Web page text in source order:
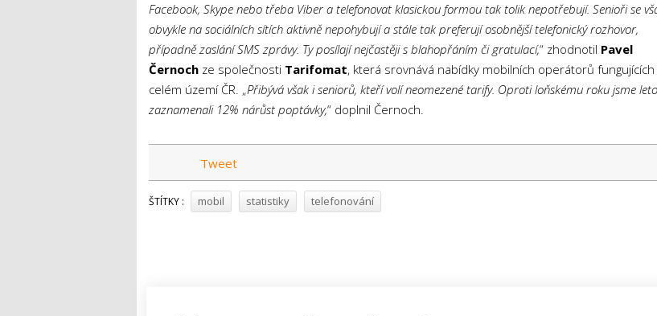
Facebook, Skype nebo třeba Viber a telefonovat klasickou formou tak tolik nepotřebují. Senioři se
obvykle na sociálních sítích aktivně nepohybují a stále tak preferují osobnější telefonický rozhovor,
případně zaslání SMS zprávy. Ty posílají nejčastěji s blahopřáním či gratulací,“ zhodnotil Pavel
Černochze společnosti Tarifomat, která srovnává nabídky mobilních operátorů fungujících
celém území ČR. „Přibývá však i seniorů, kteří volí neomezené tarify. Oproti loňskému roku jsme
zaznamenali 12% nárůst poptávky,“ doplnil Černoch.
Tweet
ŠTÍTKY : mobil statistiky telefonování